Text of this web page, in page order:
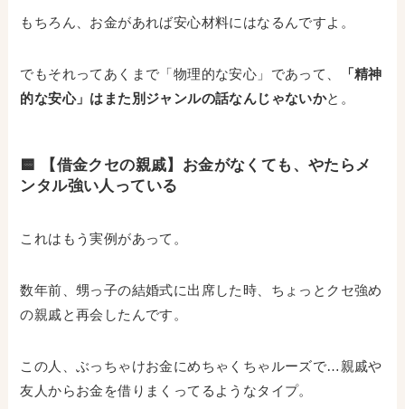
もちろん、お金があれば安心材料にはなるんですよ。
でもそれってあくまで「物理的な安心」であって、
「精神
的な安心」はまた別ジャンルの話なんじゃないかと。
🟨 【借金クセの親戚】お金がなくても、やたらメ
ンタル強い人っている
これはもう実例があって。
数年前、甥っ子の結婚式に出席した時、ちょっとクセ強め
の親戚と再会したんです。
この人、ぶっちゃけお金にめちゃくちゃルーズで…親戚や
友人からお金を借りまくってるようなタイプ。